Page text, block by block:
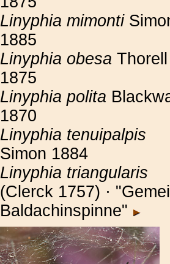
Linyphia mimonti
1885
Linyphia obesa Thorell
1875
Linyphia polita
1870
Linyphia tenuipalpis
Simon 1884
Linyphia triangularis
(Clerck 1757) ·
Baldachinspinne"